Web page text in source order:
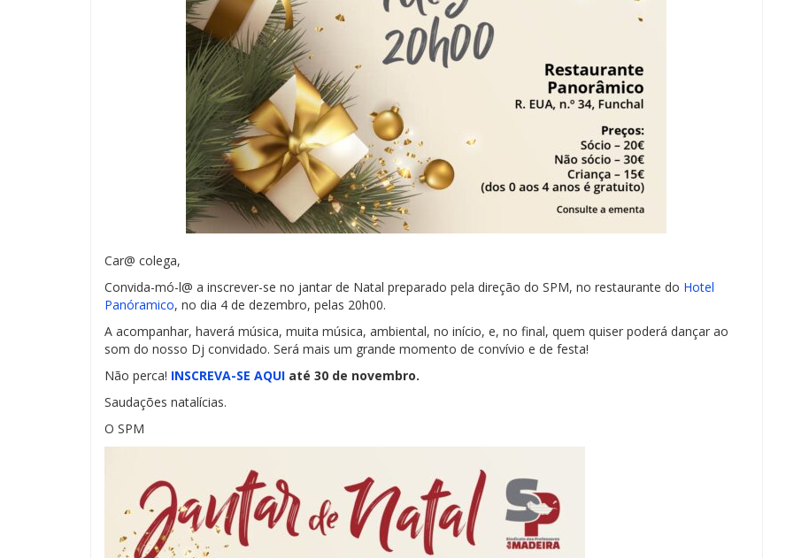
Car@ colega,
Convida-mó-l@ a inscrever-se no jantar de Natal preparado pela direção do SPM, no restaurante do Hotel
Panóramico, no dia 4 de dezembro, pelas 20h00.
A acompanhar, haverá música, muita música, ambiental, no início, e, no final, quem quiser poderá dançar ao
som do nosso Dj convidado. Será mais um grande momento de convívio e de festa!
Não perca! INSCREVA-SE AQUI até 30 de novembro.
Saudações natalícias.
O SPM